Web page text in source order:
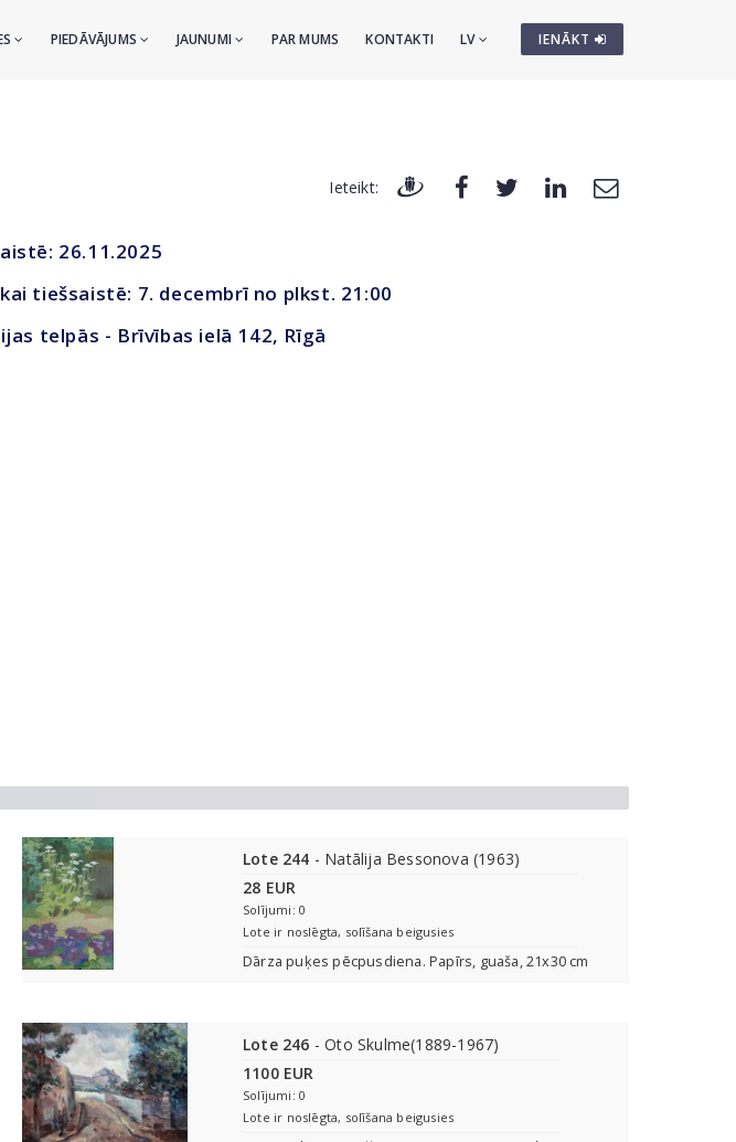
IENĀKT
PIEDĀVĀJUMS JAUNUMI PAR MUMS KONTAKTI LV
Ieteikt:
26.11.2025
tiešsaistē: 7. decembrī no plkst. 21:00
telpās - Brīvības ielā 142, Rīgā
Lote 244 - Natālija Bessonova (1963)
28 EUR
Solījumi: 0
Lote ir noslēgta, solīšana beigusies
Dārza puķes pēcpusdiena. Papīrs, guaša, 21x30 cm
Lote 246 - Oto Skulme(1889-1967)
1100 EUR
Solījumi: 0
Lote ir noslēgta, solīšana beigusies